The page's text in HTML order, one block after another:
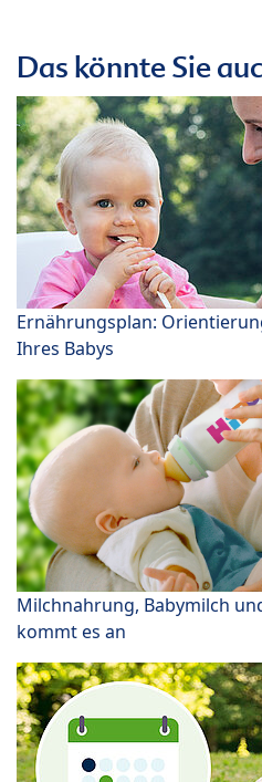
Das könnte Sie
Ernährungsplan:
Ihres Babys
Milchnahrung, Babymilch
kommt es an